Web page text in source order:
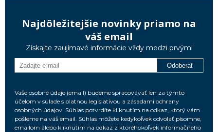
Najdôležitejšie novinky priamo na
váš email
Získajte zaujímavé informácie vždy medzi prvými
Odoberať
Vaše osobné údaje (email) budeme spracovávať len za týmto
účelom v súlade s platnou legislatívou a zásadami ochrany
osobných údajov. Súhlas potvrdíte kliknutím na odkaz, ktorý vám
pošleme na váš email. Súhlas môžete kedykoľvek odvolať písomne,
emailom alebo kliknutím na odkaz z ktoréhokoľvek informačného